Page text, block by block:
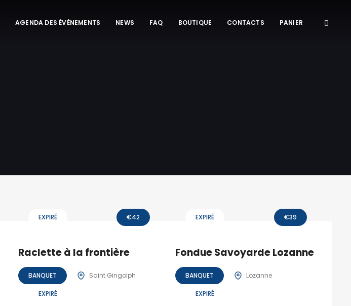
AGENDA DES ÉVÉNEMENTS NEWS FAQ BOUTIQUE CONTACTS PANIER
EXPIRÉ €42
Raclette à la frontière
BANQUET Saint Gingolph
EXPIRÉ €39
Fondue Savoyarde Lozanne
BANQUET Lozanne
EXPIRÉ EXPIRÉ